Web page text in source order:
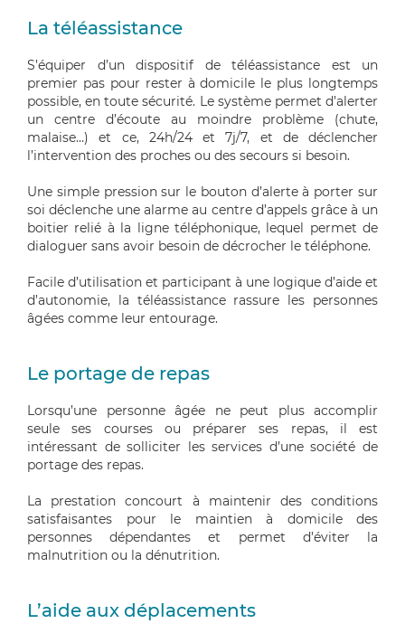
La téléassistance
S’équiper d’un dispositif de téléassistance est un
premier pas pour rester à domicile le plus longtemps
possible, en toute sécurité. Le système permet d’alerter
un centre d’écoute au moindre problème (chute,
malaise…) et ce, 24h/24 et 7j/7, et de déclencher
l’intervention des proches ou des secours si besoin.
Une simple pression sur le bouton d’alerte à porter sur
soi déclenche une alarme au centre d’appels grâce à un
boitier relié à la ligne téléphonique, lequel permet de
dialoguer sans avoir besoin de décrocher le téléphone.
Facile d’utilisation et participant à une logique d’aide et
d’autonomie, la téléassistance rassure les personnes
âgées comme leur entourage.
Le portage de repas
Lorsqu’une personne âgée ne peut plus accomplir
seule ses courses ou préparer ses repas, il est
intéressant de solliciter les services d’une société de
portage des repas.
La prestation concourt à maintenir des conditions
satisfaisantes pour le maintien à domicile des
personnes dépendantes et permet d’éviter la
malnutrition ou la dénutrition.
L’aide aux déplacements